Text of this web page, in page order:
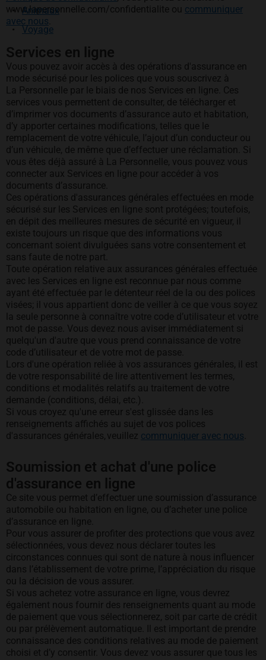
Animaux
Voyage
www.lapersonnelle.com/confidentialite ou communiquer
avec nous
Services en ligne
Vous pouvez avoir accès à des opérations d'assurance en
mode sécurisé pour les polices que vous souscrivez à
La Personnelle par le biais de nos Services en ligne. Ces
services vous permettent de consulter, de télécharger et
d’imprimer vos documents d’assurance auto et habitation,
d’y apporter certaines modifications, telles que le
remplacement de votre véhicule, l’ajout d’un conducteur ou
d’un véhicule, de même que d’effectuer une réclamation. Si
vous êtes déjà assuré à La Personnelle, vous pouvez vous
connecter aux Services en ligne pour accéder à vos
documents d’assurance.
Ces opérations d'assurances générales effectuées en mode
sécurisé sur les Services en ligne sont protégées; toutefois,
en dépit des meilleures mesures de sécurité en vigueur, il
existe toujours un risque que des informations vous
concernant soient divulguées sans votre consentement et
sans faute de notre part.
Toute opération relative aux assurances générales effectuée
avec les Services en ligne est reconnue par nous comme
ayant été effectuée par le détenteur réel de la ou des polices
visées; il vous appartient donc de veiller à ce que vous soyez
la seule personne à connaître votre code d’utilisateur et votre
mot de passe. Vous devez nous aviser immédiatement si
quelqu'un d'autre que vous prend connaissance de votre
code d’utilisateur et de votre mot de passe.
Lors d'une opération reliée à vos assurances générales, il est
de votre responsabilité de lire attentivement les termes,
conditions et modalités relatifs au traitement de votre
demande (conditions, délai, etc.).
Si vous croyez qu'une erreur s'est glissée dans les
renseignements affichés au sujet de vos polices
d'assurances générales, veuillez communiquer avec nous
Soumission et achat d'une police
d'assurance en ligne
Ce site vous permet d’effectuer une soumission d’assurance
automobile ou habitation en ligne, ou d’acheter une police
d’assurance en ligne.
Pour vous assurer de profiter des protections que vous avez
sélectionnées, vous devez nous déclarer toutes les
circonstances connues qui sont de nature à nous influencer
dans l’établissement de votre prime, l’appréciation du risque
ou la décision de vous assurer.
Si vous achetez votre assurance en ligne, vous devrez
également nous fournir des renseignements quant au mode
de paiement que vous sélectionnerez, soit par carte de crédit
ou par prélèvement automatique. Il est important de prendre
connaissance des conditions relatives au mode de paiement
choisi et d’y consentir. Vous devez vous assurer que tous les